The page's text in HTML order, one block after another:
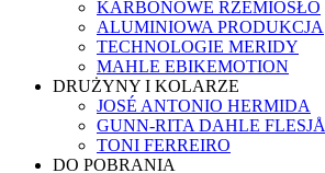
KARBONOWE RZEMIOSŁO
ALUMINIOWA PRODUKCJA
TECHNOLOGIE MERIDY
MAHLE EBIKEMOTION
DRUŻYNY I KOLARZE
JOSÉ ANTONIO HERMIDA
GUNN-RITA DAHLE FLESJÅ
TONI FERREIRO
DO POBRANIA